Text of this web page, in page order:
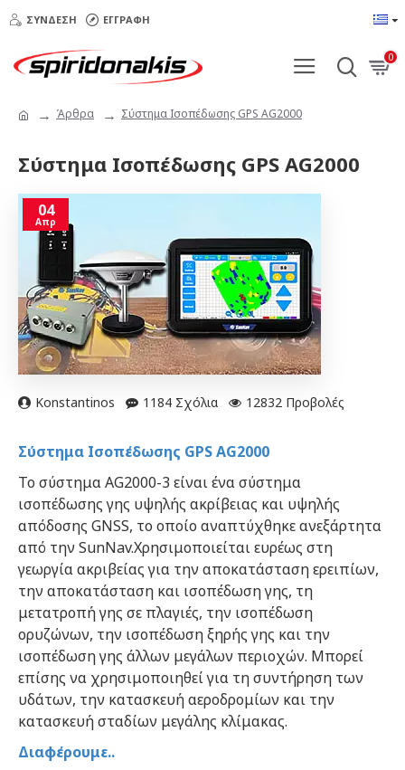
ΣΎΝΔΕΣΗ ΕΓΓΡΑΦΉ
0
Άρθρα Σύστημα Ισοπέδωσης GPS AG2000
Σύστημα Ισοπέδωσης GPS AG2000
04
Απρ
Konstantinos 1184 Σχόλια 12832 Προβολές
Σύστημα Ισοπέδωσης GPS AG2000
Το σύστημα AG2000-3 είναι ένα σύστημα
ισοπέδωσης γης υψηλής ακρίβειας και υψηλής
απόδοσης GNSS, το οποίο αναπτύχθηκε ανεξάρτητα
από την SunNav.Χρησιμοποιείται ευρέως στη
γεωργία ακριβείας για την αποκατάσταση ερειπίων,
την αποκατάσταση και ισοπέδωση γης, τη
μετατροπή γης σε πλαγιές, την ισοπέδωση
ορυζώνων, την ισοπέδωση ξηρής γης και την
ισοπέδωση γης άλλων μεγάλων περιοχών. Μπορεί
επίσης να χρησιμοποιηθεί για τη συντήρηση των
υδάτων, την κατασκευή αεροδρομίων και την
κατασκευή σταδίων μεγάλης κλίμακας.
Διαφέρουμε..